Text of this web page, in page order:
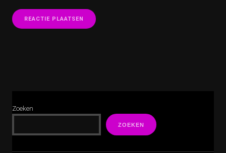
Zoeken
ZOEKEN